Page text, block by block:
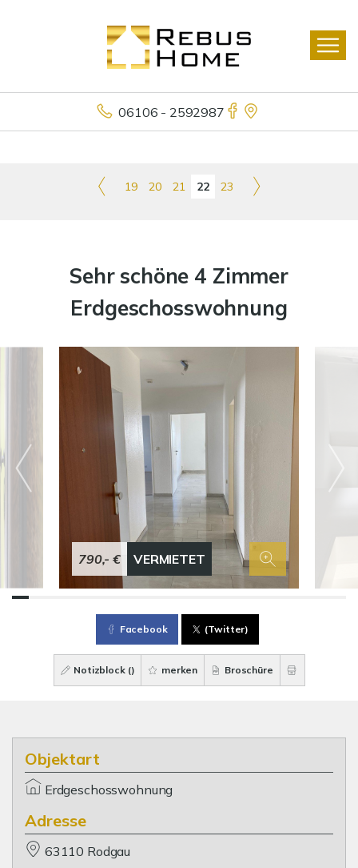
06106 - 2592987
19 20 21 22 23
Sehr schöne 4 Zimmer
Erdgeschosswohnung
790,- € VERMIETET
Facebook (Twitter)
Notizblock () merken Broschüre
Objektart
Erdgeschosswohnung
Adresse
63110 Rodgau